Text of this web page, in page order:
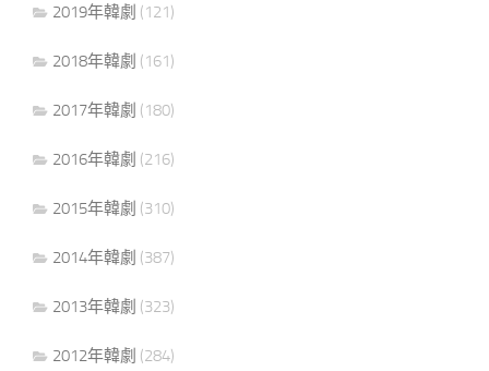
2019年韓劇 (121)
2018年韓劇 (161)
2017年韓劇 (180)
2016年韓劇 (216)
2015年韓劇 (310)
2014年韓劇 (387)
2013年韓劇 (323)
2012年韓劇 (284)